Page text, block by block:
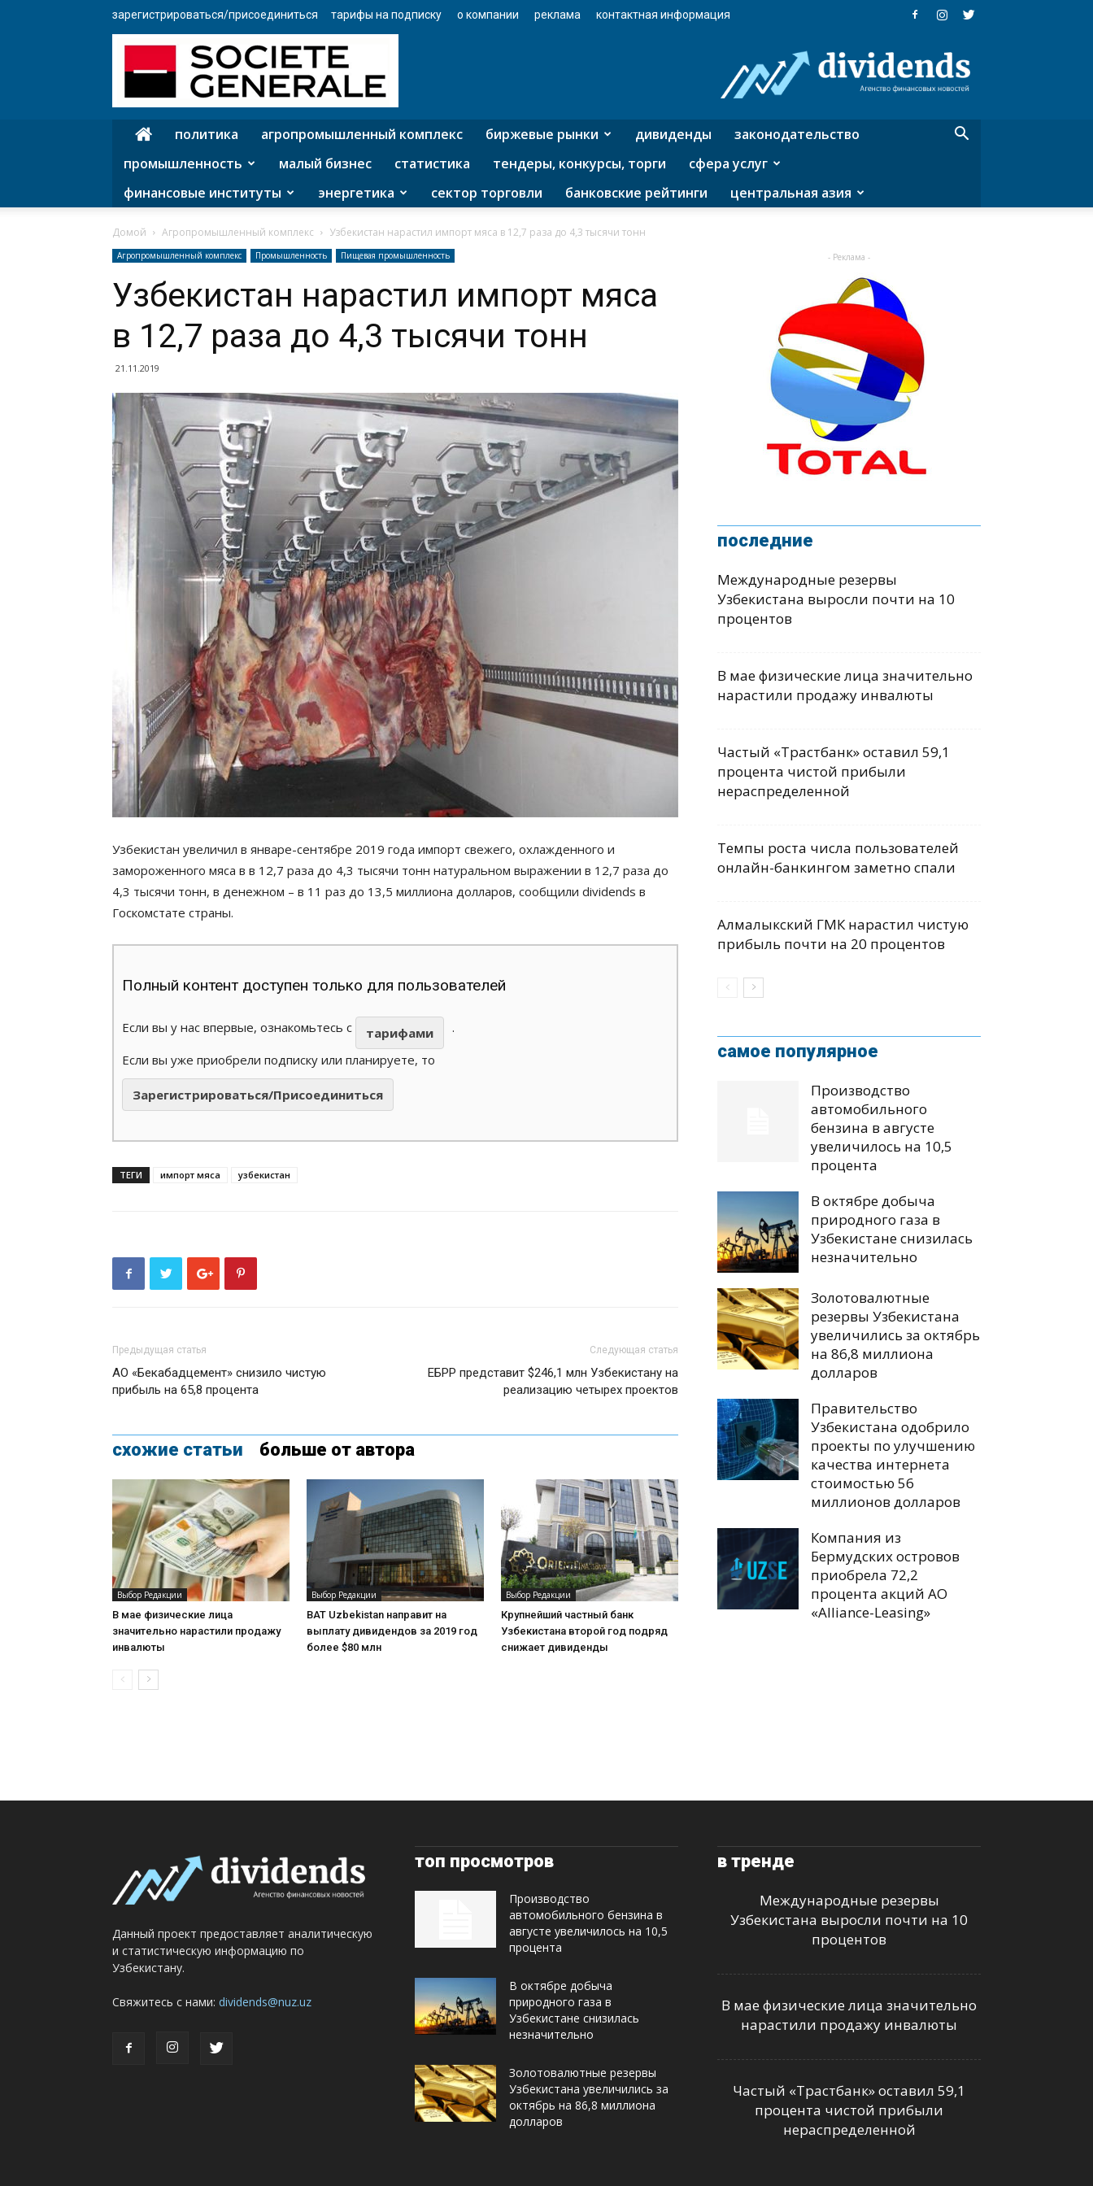
зарегистрироваться/присоединиться тарифы на подписку о компании реклама контактная информация
агентство
финансовых
политика агропромышленный комплекс биржевые рынки дивиденды
законодательство
промышленность
малый бизнес статистика тендеры, конкурсы, торги
сфера услуг
финансовые институты
энергетика сектор торговли банковские рейтинги центральная азия
Домой Агропромышленный комплекс Узбекистан нарастил импорт мяса в 12,7 раза до 4,3 тысячи тонн
Агропромышленный комплекс Промышленность Пищевая промышленность
Узбекистан нарастил импорт мяса
в 12,7 раза до 4,3 тысячи тонн
21.11.2019
Узбекистан увеличил в январе-сентябре 2019 года импорт свежего, охлажденного и
замороженного мяса в в 12,7 раза до 4,3 тысячи тонн натуральном выражении в 12,7 раза до
4,3 тысячи тонн, в денежном – в 11 раз до 13,5 миллиона долларов, сообщили dividends в
Госкомстате страны.
Полный контент доступен только для пользователей
Если вы у нас впервые, ознакомьтесь с тарифами
.
Если вы уже приобрели подписку или планируете, то
Зарегистрироваться/Присоединиться
ТЕГИ импорт мяса узбекистан
Предыдущая статья
АО «Бекабадцемент» снизило чистую
прибыль на 65,8 процента
Следующая статья
ЕБРР представит $246,1 млн Узбекистану на
реализацию четырех проектов
схожие статьи больше от автора
Выбор Редакции
В мае физические лица
значительно нарастили продажу
инвалюты
Выбор Редакции
BAT Uzbekistan направит на
выплату дивидендов за 2019 год
более $80 млн
Выбор Редакции
Крупнейший частный банк
Узбекистана второй год подряд
снижает дивиденды
- Реклама -
последние
Международные резервы
Узбекистана выросли почти на 10
процентов
В мае физические лица значительно
нарастили продажу инвалюты
Частый «Трастбанк» оставил 59,1
процента чистой прибыли
нераспределенной
Темпы роста числа пользователей
онлайн-банкингом заметно спали
Алмалыкский ГМК нарастил чистую
прибыль почти на 20 процентов
самое популярное
Производство
автомобильного
бензина в августе
увеличилось на 10,5
процента
В октябре добыча
природного газа в
Узбекистане снизилась
незначительно
Золотовалютные
резервы Узбекистана
увеличились за октябрь
на 86,8 миллиона
долларов
Правительство
Узбекистана одобрило
проекты по улучшению
качества интернета
стоимостью 56
миллионов долларов
Компания из
Бермудских островов
приобрела 72,2
процента акций АО
«Alliance-Leasing»
Данный проект предоставляет аналитическую
и статистическую информацию по
Узбекистану.
Свяжитесь с нами: dividends@nuz.uz
топ просмотров
Производство
автомобильного бензина в
августе увеличилось на 10,5
процента
В октябре добыча
природного газа в
Узбекистане снизилась
незначительно
Золотовалютные резервы
Узбекистана увеличились за
октябрь на 86,8 миллиона
долларов
в тренде
Международные резервы
Узбекистана выросли почти на 10
процентов
В мае физические лица значительно
нарастили продажу инвалюты
Частый «Трастбанк» оставил 59,1
процента чистой прибыли
нераспределенной